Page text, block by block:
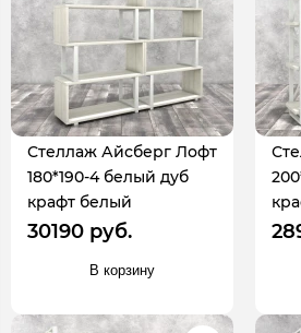
Стеллаж Айсберг Лофт
180*190-4 белый дуб
крафт белый
30190 руб.
В корзину